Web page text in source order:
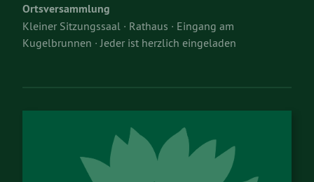
Ortsversammlung
Kleiner Sitzungssaal · Rathaus · Eingang am
Kugelbrunnen · Jeder ist herzlich eingeladen